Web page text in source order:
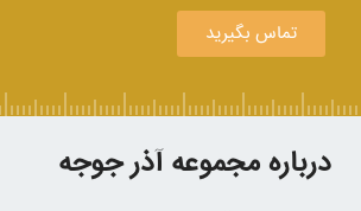
تماس بگیرید
درباره مجموعه آذر جوجه